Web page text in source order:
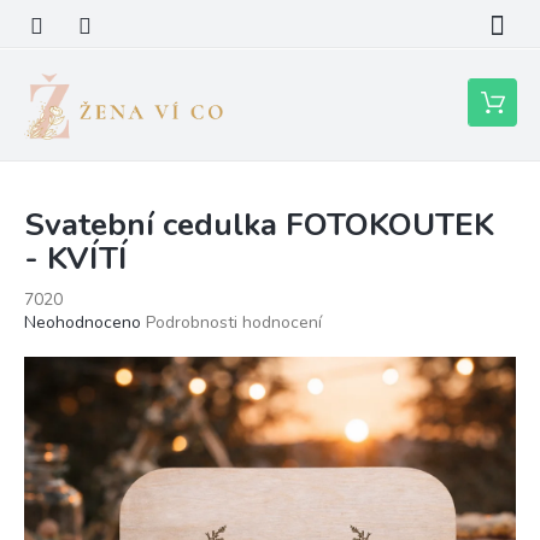
obsah
Nákupní
košík
Svatební cedulka FOTOKOUTEK
- KVÍTÍ
7020
Průměrné
0,0
z
5
hvězdiček.
Neohodnoceno Podrobnosti hodnocení